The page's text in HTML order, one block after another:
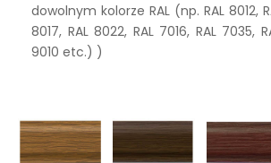
dowolnym kolorze RAL (np. RAL 8012,
8017, RAL 8022, RAL 7016, RAL 7035,
9010 etc.) )